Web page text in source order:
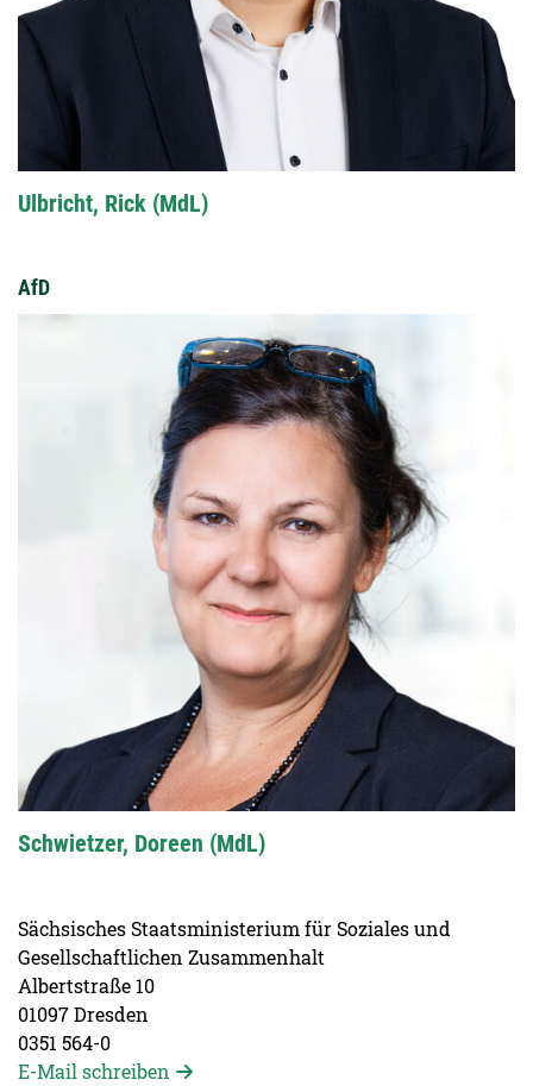
Ulbricht, Rick (MdL)
AfD
Schwietzer, Doreen (MdL)
Sächsisches Staatsministerium für Soziales und
Gesellschaftlichen Zusammenhalt
Albertstraße 10
01097 Dresden
0351 564-0
E-Mail schreiben